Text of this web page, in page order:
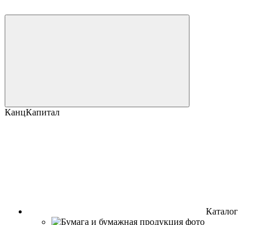
КанцКапитал
Каталог